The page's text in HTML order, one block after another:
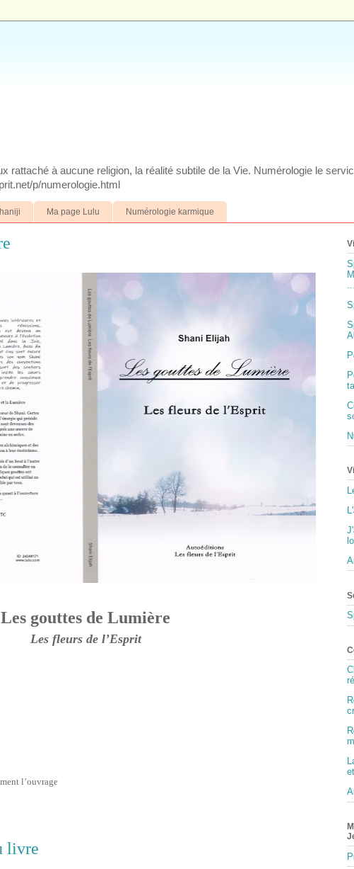
rattaché à aucune religion, la réalité subtile de la Vie. Numérologie le
p/numerologie.html
Ma page Lulu Numérologie karmique
Les gouttes de Lumière
Les fleurs de l’Esprit
l’ouvrage
livre